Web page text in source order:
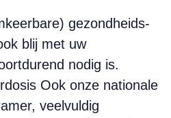
gezondheids­­
blij met uw
nodig is.
Ook onze nationale
veelvuldig